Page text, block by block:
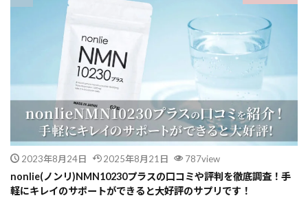
2023年8月24日 2025年8月21日 787view
nonlie(ノンリ)NMN10230プラスの口コミや評判を徹底調査！手
軽にキレイのサポートができると大好評のサプリです！